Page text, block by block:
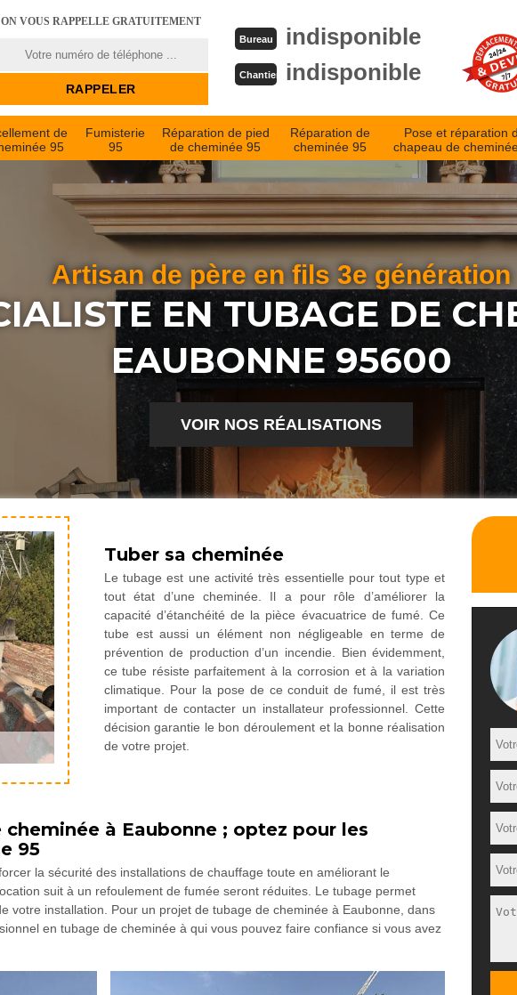
ON VOUS RAPPELLE GRATUITEMENT
Bureau indisponible
Chantier indisponible
de
95
Fumisterie
95
Réparation de pied
de cheminée 95
Réparation de
cheminée 95
Pose et réparation
chapeau de
Artisan de père en fils 3e génération
EN TUBAGE DE
EAUBONNE 95600
VOIR NOS RÉALISATIONS
Tuber sa cheminée
Le tubage est une activité très essentielle pour tout type et
tout état d’une cheminée. Il a pour rôle d’améliorer la
capacité d’étanchéité de la pièce évacuatrice de fumé. Ce
tube est aussi un élément non négligeable en terme de
prévention de production d’un incendie. Bien évidemment,
ce tube résiste parfaitement à la corrosion et à la variation
climatique. Pour la pose de ce conduit de fumé, il est très
important de contacter un installateur professionnel. Cette
décision garantie le bon déroulement et la bonne réalisation
de votre projet.
à Eaubonne ; optez pour les
95
la sécurité des installations de chauffage toute en améliorant le
suit à un refoulement de fumée seront réduites. Le tubage permet
votre installation. Pour un projet de tubage de cheminée à Eaubonne, dans
en tubage de cheminée à qui vous pouvez faire confiance si vous avez